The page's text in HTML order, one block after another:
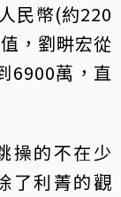
民幣(約220
，劉畊宏從
6900萬，直
操的不在少
了利菁的觀